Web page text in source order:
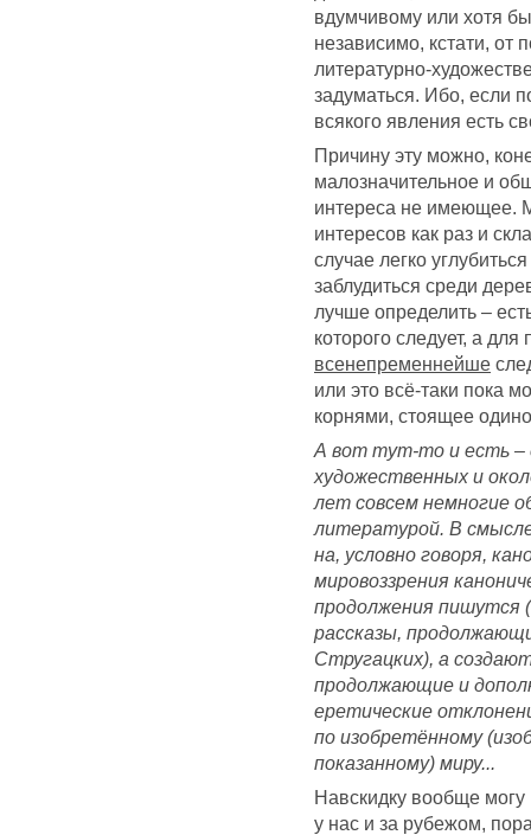
вдумчивому или хотя
независимо, кстати, от
литературно-
задуматься. Ибо, если
всякого явления есть
Причину эту можно,
малозначительное и
интереса не имеющее.
интересов как раз и
случае легко
заблудиться среди
лучше определить –
которого следует, а
всенепременнейше
или это всё-таки пока
корнями, стоящее
А вот тут-то и есть –
художественных и
лет совсем немногие
литературой. В
на, условно говоря,
мировоззрения
продолжения пишутся
рассказы,
Стругацких), а
продолжающие и
еретические
по изобретённому
показанному) миру...
Навскидку вообще
у нас и за рубежом,